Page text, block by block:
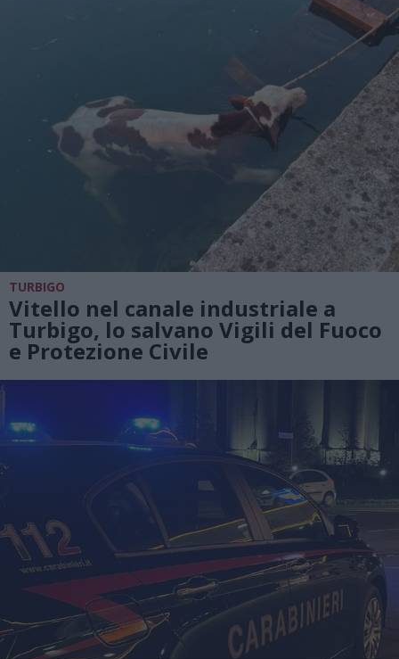
TURBIGO
Vitello nel canale industriale a
Turbigo, lo salvano Vigili del Fuoco
e Protezione Civile